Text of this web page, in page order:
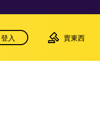
登入 賣東西